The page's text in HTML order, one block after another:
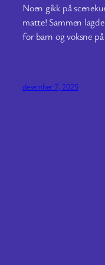
Noen gikk på
matte! Sammen
for barn og voksne
desember 7, 2025